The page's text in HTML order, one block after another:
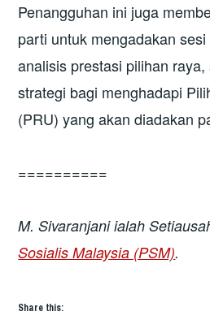
Penangguhan ini juga
parti untuk mengadakan
analisis prestasi pilihan
strategi bagi menghadapi
(PRU) yang akan diadakan
==========
M. Sivaranjaniialah
Sosialis Malaysia (PSM).
Share this: